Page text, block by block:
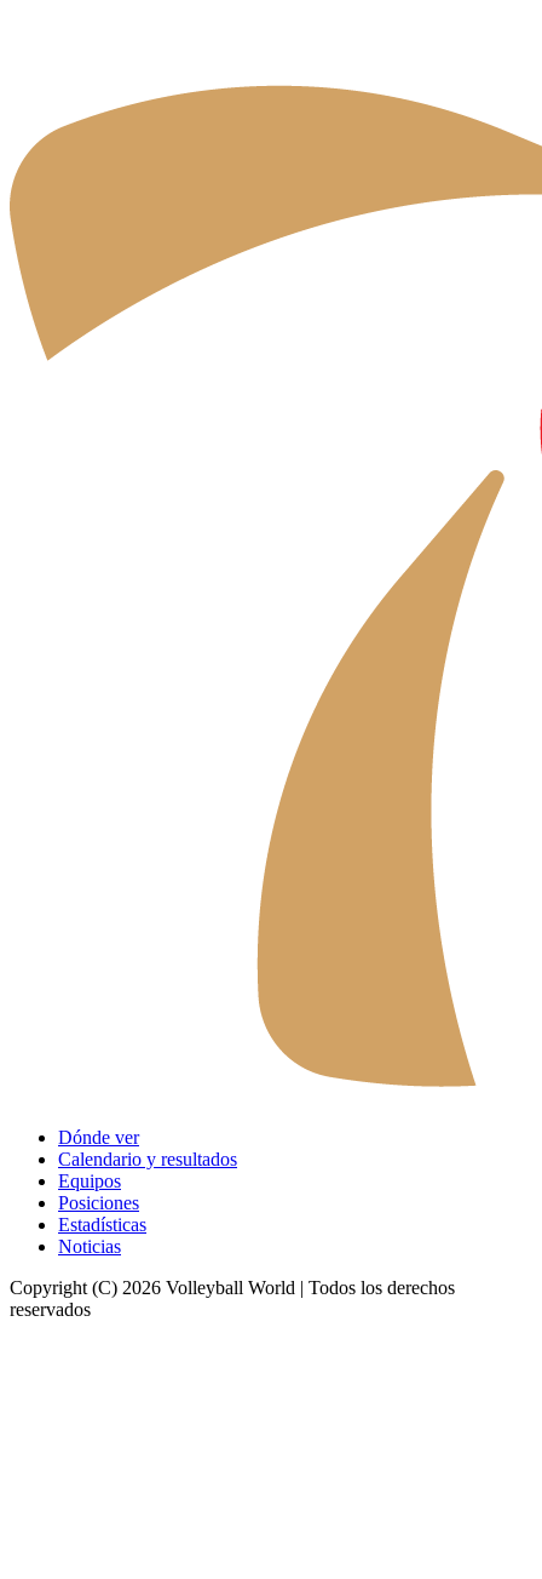
Dónde ver
Calendario y resultados
Equipos
Posiciones
Estadísticas
Noticias
Copyright (C) 2026 Volleyball World | Todos los derechos
reservados